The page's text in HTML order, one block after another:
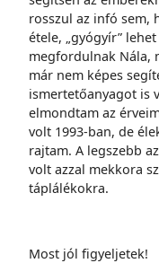
rosszul az infó sem,
étele, „gyógyír”
megfordulnak Nála,
már nem képes
ismertetőanyagot is
elmondtam az
volt 1993-ban, de
rajtam. A legszebb
volt azzal mekkora
táplálékokra.
Most jól figyeljetek!